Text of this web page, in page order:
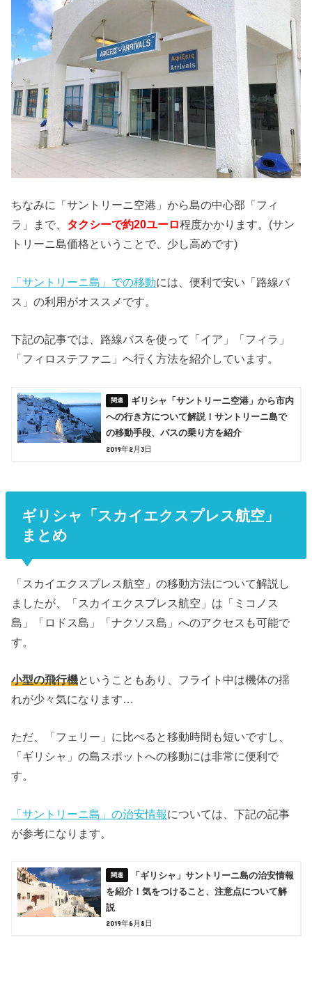
ちなみに「サントリーニ空港」から島の中心部「フィ
ラ」まで、 タクシーで約20ユーロ程度かかります。(サン
トリーニ島価格ということで、少し高めです)
「サントリーニ島」での移動には、便利で安い「路線バ
ス」の利用がオススメです。
下記の記事では、路線バスを使って「イア」「フィラ」
「フィロステファニ」へ行く方法を紹介しています。
ギリシャ「サントリーニ空港」から市内
への行き方について解説！サントリーニ島で
の移動手段、バスの乗り方を紹介
2019年2月3日
ギリシャ「スカイエクスプレス航空」
まとめ
「スカイエクスプレス航空」の移動方法について解説し
ましたが、「スカイエクスプレス航空」は「ミコノス
島」「ロドス島」「ナクソス島」へのアクセスも可能で
す。
小型の飛行機ということもあり、フライト中は機体の揺
れが少々気になります…
ただ、「フェリー」に比べると移動時間も短いですし、
「ギリシャ」の島スポットへの移動には非常に便利で
す。
「サントリーニ島」の治安情報については、下記の記事
が参考になります。
「ギリシャ」サントリーニ島の治安情報
を紹介！気をつけること、注意点について解
説
2019年6月8日